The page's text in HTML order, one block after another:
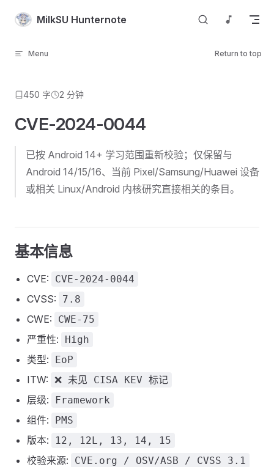
Skip to content
MilkSU Hunternote
Menu Return to top
450 字 2 分钟
CVE-2024-0044
已按 Android 14+ 学习范围重新校验；仅保留与
Android 14/15/16、当前 Pixel/Samsung/Huawei 设备
或相关 Linux/Android 内核研究直接相关的条目。
基本信息
CVE: CVE-2024-0044
CVSS: 7.8
CWE: CWE-75
严重性: High
类型: EoP
ITW: ❌ 未见 CISA KEV 标记
层级: Framework
组件: PMS
版本: 12, 12L, 13, 14, 15
校验来源: CVE.org / OSV/ASB / CVSS 3.1